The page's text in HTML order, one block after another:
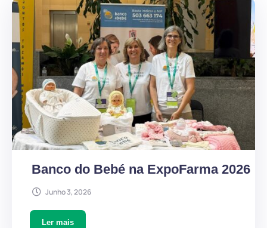
Banco do Bebé na ExpoFarma 2026
Junho 3, 2026
Ler mais